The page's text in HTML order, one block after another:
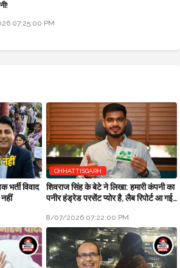
07:25:00 PM
विवाद
CHHATTISGARH
शिवराज सिंह के बेटे ने लिखा: हमारी कंपनी का
पनीर हंड्रेड परसेंट प्योर है, लैब रिपोर्ट आ गई
8/07/2026 07:22:00 PM